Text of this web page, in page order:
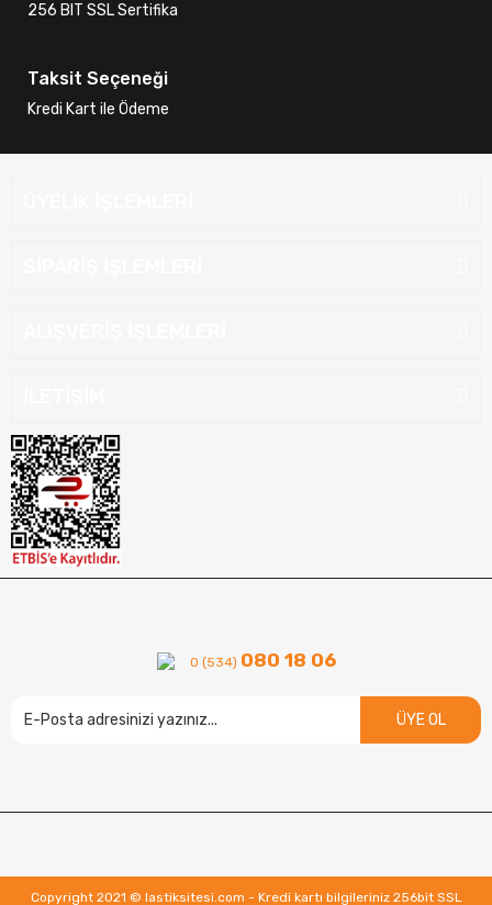
256 BIT SSL Sertifika
Taksit Seçeneği
Kredi Kart ile Ödeme
0 (534) 080 18 06
ÜYE OL
Copyright 2021 © lastiksitesi.com - Kredi kartı bilgileriniz 256bit SSL